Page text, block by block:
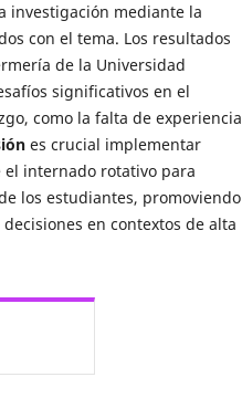
investigación mediante la
con el tema. Los resultados
de la Universidad
significativos en el
como la falta de experiencia
es crucial implementar
internado rotativo para
los estudiantes, promoviendo
en contextos de alta